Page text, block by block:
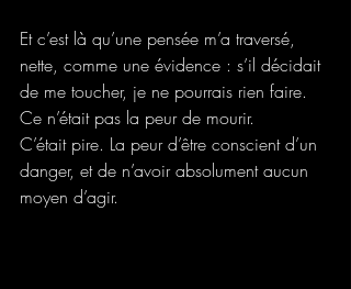
Et c’est là qu’une pensée m’a traversé,
nette, comme une évidence : s’il décidait
de me toucher, je ne pourrais rien faire.
Ce n’était pas la peur de mourir.
C’était pire. La peur d’être conscient d’un
danger, et de n’avoir absolument aucun
moyen d’agir.